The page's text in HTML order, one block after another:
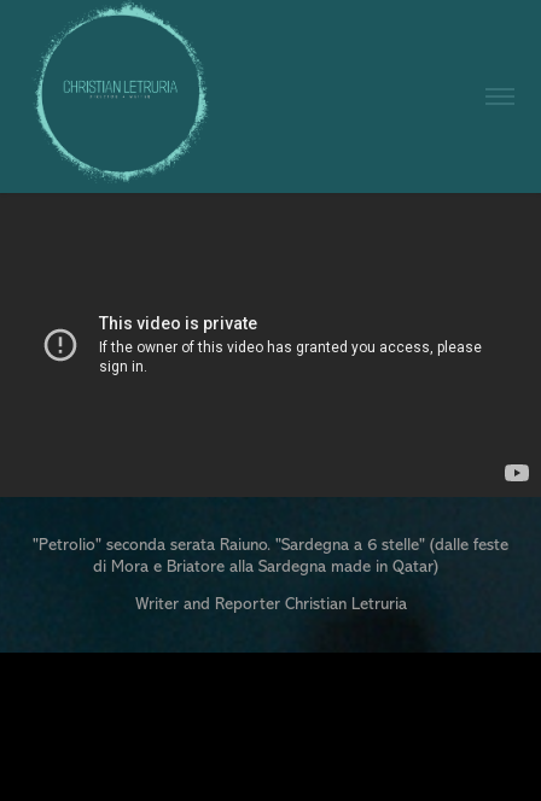
"Petrolio" seconda serata Raiuno. "Sardegna a 6 stelle" (dalle feste
di Mora e Briatore alla Sardegna made in Qatar)
Writer and Reporter Christian Letruria